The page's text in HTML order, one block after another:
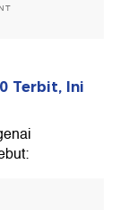
Terbit, Ini